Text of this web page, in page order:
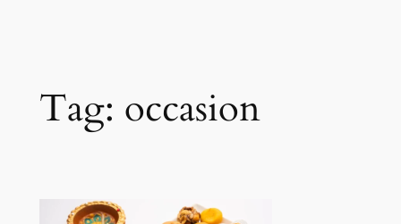
Tag: occasion